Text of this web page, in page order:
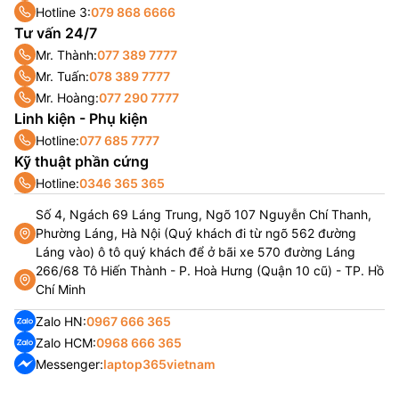
Hotline 3:079 868 6666
Tư vấn 24/7
Mr. Thành:077 389 7777
Mr. Tuấn:078 389 7777
Mr. Hoàng:077 290 7777
Linh kiện - Phụ kiện
Hotline:077 685 7777
Kỹ thuật phần cứng
Hotline:0346 365 365
Số 4, Ngách 69 Láng Trung, Ngõ 107 Nguyễn Chí Thanh,
Phường Láng, Hà Nội (Quý khách đi từ ngõ 562 đường
Láng vào) ô tô quý khách để ở bãi xe 570 đường Láng
266/68 Tô Hiến Thành - P. Hoà Hưng (Quận 10 cũ) - TP. Hồ
Chí Minh
Zalo HN:0967 666 365
Zalo HCM:0968 666 365
Messenger:laptop365vietnam